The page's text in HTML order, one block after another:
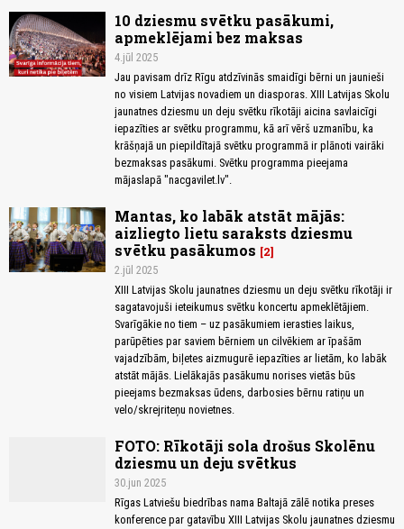
10 dziesmu svētku pasākumi,
apmeklējami bez maksas
4.jūl 2025
Jau pavisam drīz Rīgu atdzīvinās smaidīgi bērni un jaunieši
no visiem Latvijas novadiem un diasporas. XIII Latvijas Skolu
jaunatnes dziesmu un deju svētku rīkotāji aicina savlaicīgi
iepazīties ar svētku programmu, kā arī vērš uzmanību, ka
krāšņajā un piepildītajā svētku programmā ir plānoti vairāki
bezmaksas pasākumi. Svētku programma pieejama
mājaslapā "nacgavilet.lv".
Mantas, ko labāk atstāt mājās:
aizliegto lietu saraksts dziesmu
svētku pasākumos
2
2.jūl 2025
XIII Latvijas Skolu jaunatnes dziesmu un deju svētku rīkotāji ir
sagatavojuši ieteikumus svētku koncertu apmeklētājiem.
Svarīgākie no tiem – uz pasākumiem ierasties laikus,
parūpēties par saviem bērniem un cilvēkiem ar īpašām
vajadzībām, biļetes aizmugurē iepazīties ar lietām, ko labāk
atstāt mājās. Lielākajās pasākumu norises vietās būs
pieejams bezmaksas ūdens, darbosies bērnu ratiņu un
velo/skrejriteņu novietnes.
FOTO: Rīkotāji sola drošus Skolēnu
dziesmu un deju svētkus
30.jun 2025
Rīgas Latviešu biedrības nama Baltajā zālē notika preses
konference par gatavību XIII Latvijas Skolu jaunatnes dziesmu